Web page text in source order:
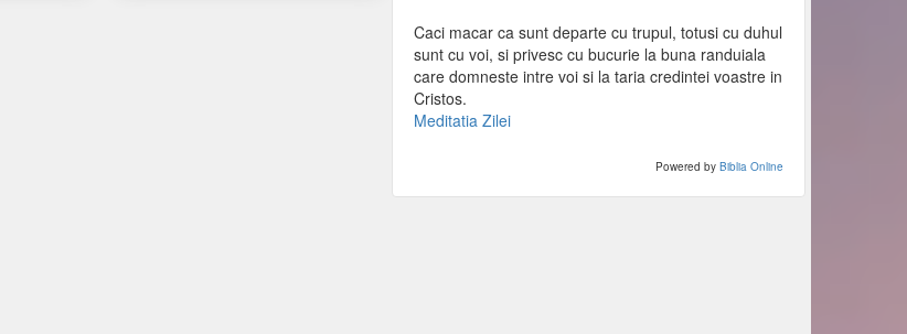
Caci macar ca sunt departe cu trupul, totusi cu duhul
sunt cu voi, si privesc cu bucurie la buna randuiala
care domneste intre voi si la taria credintei voastre in
Cristos.
Meditatia Zilei
Powered by Biblia Online